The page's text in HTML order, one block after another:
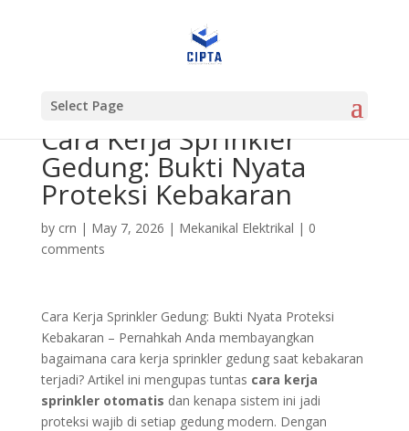
Select Page
Cara Kerja Sprinkler
Gedung: Bukti Nyata
Proteksi Kebakaran
by crn | May 7, 2026 | Mekanikal Elektrikal | 0
comments
Cara Kerja Sprinkler Gedung: Bukti Nyata Proteksi
Kebakaran – Pernahkah Anda membayangkan
bagaimana cara kerja sprinkler gedung saat kebakaran
terjadi? Artikel ini mengupas tuntas cara kerja
sprinkler otomatis dan kenapa sistem ini jadi
proteksi wajib di setiap gedung modern. Dengan